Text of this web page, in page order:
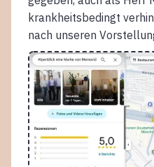
krankheitsbedingt
nach unseren